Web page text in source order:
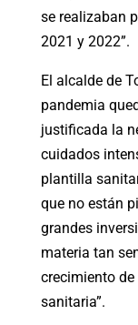
se realizaban
2021 y 2022”.
El alcalde de
pandemia
justificada la
cuidados
plantilla
que no están
grandes
materia tan
crecimiento
sanitaria”.